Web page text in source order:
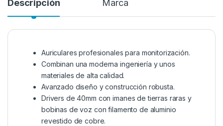
Descripción Marca
Auriculares profesionales para monitorización.
Combinan una moderna ingeniería y unos
materiales de alta calidad.
Avanzado diseño y construcción robusta.
Drivers de 40mm con imanes de tierras raras y
bobinas de voz con filamento de aluminio
revestido de cobre.